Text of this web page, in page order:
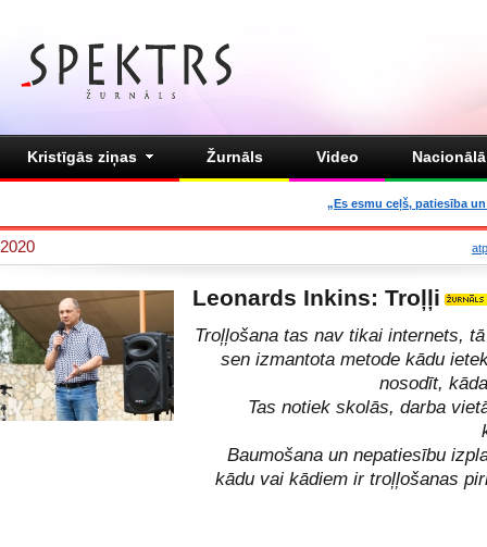
Kristīgās ziņas Žurnāls Video
„Es esmu ceļš, patiesība
2020
Leonards Inkins: Troļļi
Troļļošana tas nav tikai internets,
sen izmantota metode kādu
nosodīt,
Tas notiek skolās, darba
Baumošana un nepatiesību
kādu vai kādiem ir troļļošanas